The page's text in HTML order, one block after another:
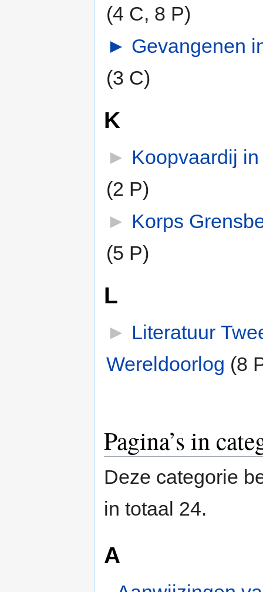
(4 C, 8 P)
► Gevangenen
(3 C)
K
► Koopvaardij
(2 P)
► Korps
(5 P)
L
► Literatuur
Wereldoorlog (8
Pagina’s in
Deze categorie
in totaal 24.
A